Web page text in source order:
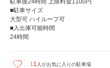
駐車後24時間 上限料金1100円
■駐車サイズ
大型可 ハイルーフ可
■入出庫可能時間
24時間
11 人がお気に入りの駐車場